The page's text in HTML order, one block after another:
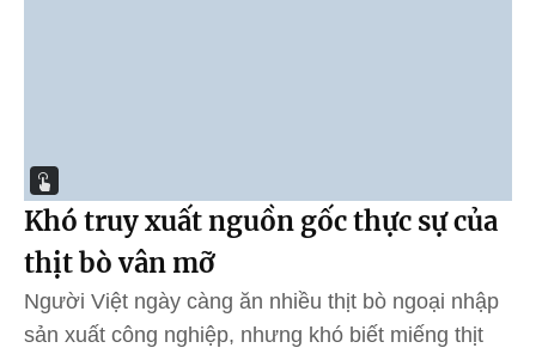
Khó truy xuất nguồn gốc thực sự của
thịt bò vân mỡ
Người Việt ngày càng ăn nhiều thịt bò ngoại nhập
sản xuất công nghiệp, nhưng khó biết miếng thịt